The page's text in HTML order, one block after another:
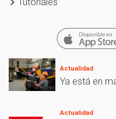
Actualidad
Ya está en
Actualidad